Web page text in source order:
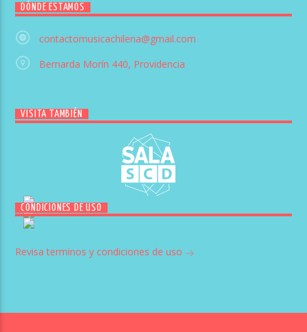
DÓNDE ESTAMOS
contactomusicachilena@gmail.com
Bernarda Morín 440, Providencia
VISITA TAMBIÉN
CONDICIONES DE USO
Revisa terminos y condiciones de uso